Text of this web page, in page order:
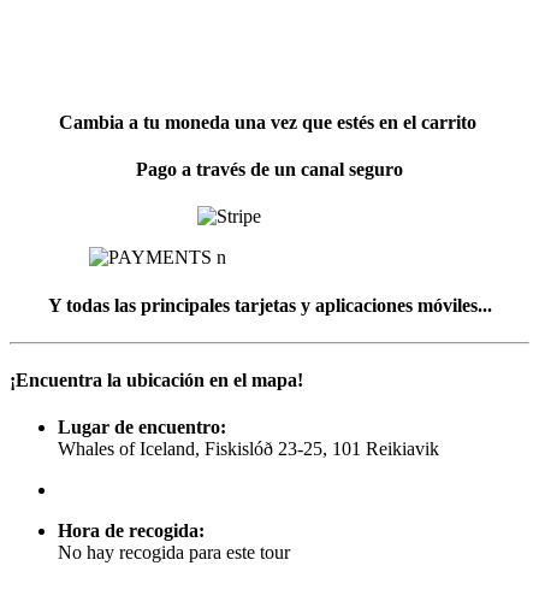
Cambia a tu moneda una vez que estés en el carrito
Pago a través de un canal seguro
Y todas las principales tarjetas y aplicaciones móviles...
¡Encuentra la ubicación en el mapa!
Lugar de encuentro:
Whales of Iceland, Fiskislóð 23-25, 101 Reikiavik
Hora de recogida:
No hay recogida para este tour